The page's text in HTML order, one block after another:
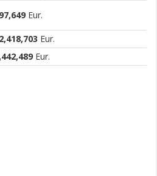
Eur.
Eur.
Eur.